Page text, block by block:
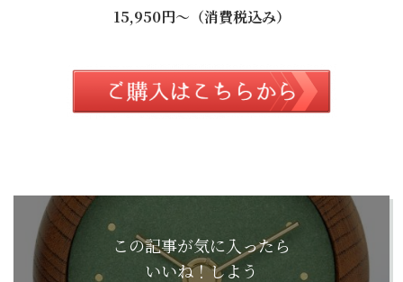
15,950円～（消費税込み）
この記事が気に入ったら
いいね！しよう